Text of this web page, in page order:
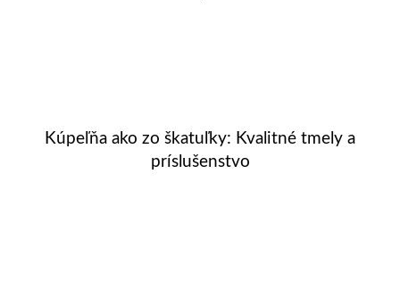
Kúpeľňa ako zo škatuľky: Kvalitné tmely a
príslušenstvo